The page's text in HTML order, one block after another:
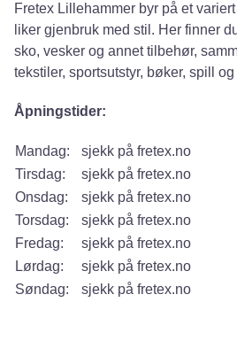
Fretex Lillehammer byr på et
liker gjenbruk med stil. Her finner
sko, vesker og annet tilbehør,
tekstiler, sportsutstyr, bøker, spill og
Åpningstider:
Mandag:
sjekk på fretex.no
Tirsdag:
sjekk på fretex.no
Onsdag:
sjekk på fretex.no
Torsdag:
sjekk på fretex.no
Fredag:
sjekk på fretex.no
Lørdag:
sjekk på fretex.no
Søndag:
sjekk på fretex.no